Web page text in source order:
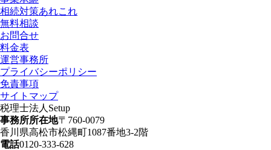
相続対策あれこれ
無料相談
お問合せ
料金表
運営事務所
プライバシーポリシー
免責事項
サイトマップ
税理士法人Setup
事務所所在地〒760-0079
香川県高松市松縄町1087番地3-2階
電話0120-333-628